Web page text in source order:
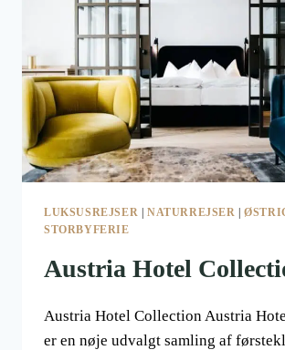
LUKSUSREJSER | NATURREJSER |
STORBYFERIE
Austria Hotel
Austria Hotel Collection Austria
er en nøje udvalgt samling af